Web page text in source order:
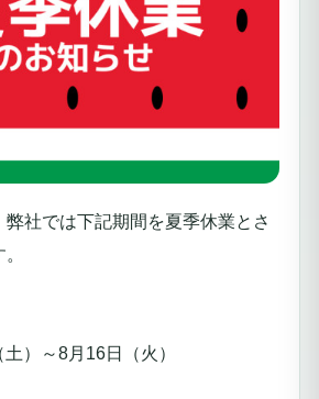
社では下記期間を夏季休業とさ
）～8月16日（火）